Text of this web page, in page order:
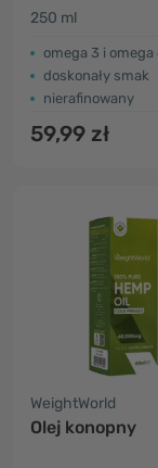
250 ml
omega 3 i omega
doskonały smak
nierafinowany
59,99 zł
WeightWorld
Olej konopny